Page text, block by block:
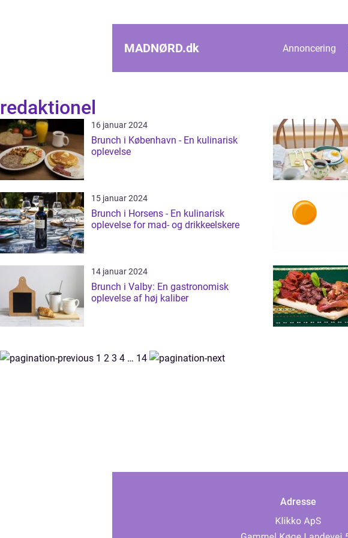
MADNØRD.dk Annoncering
redaktionel
16 januar 2024
Brunch i København - En kulinarisk
oplevelse
15 januar 2024
Brunch i Horsens - En kulinarisk
oplevelse for mad- og drikkeelskere
14 januar 2024
Brunch i Valby: En gastronomisk
oplevelse af høj kaliber
1 2 3 4 … 14
Adresse